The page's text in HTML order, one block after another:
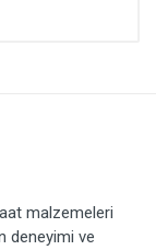
malzemeleri
deneyimi ve